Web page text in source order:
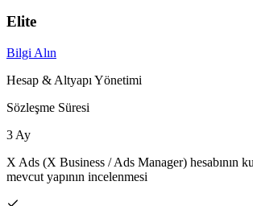
Elite
Bilgi Alın
Hesap & Altyapı Yönetimi
Sözleşme Süresi
3 Ay
X Ads (X Business / Ads Manager) hesabının
mevcut yapının incelenmesi